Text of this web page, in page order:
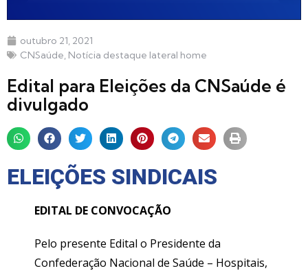
outubro 21, 2021
CNSaúde, Notícia destaque lateral home
Edital para Eleições da CNSaúde é
divulgado
ELEIÇÕES SINDICAIS
EDITAL DE CONVOCAÇÃO
Pelo presente Edital o Presidente da
Confederação Nacional de Saúde – Hospitais,